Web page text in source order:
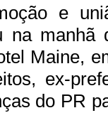
e
na manhã
Maine,
ex-
do PR